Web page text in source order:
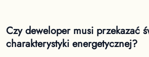
Czy deweloper musi przekazać
charakterystyki energetycznej?